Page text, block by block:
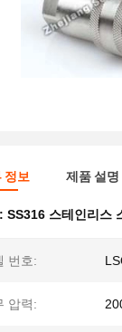
정보 제품 설명
SS316 스테인리스
번호:
압력: